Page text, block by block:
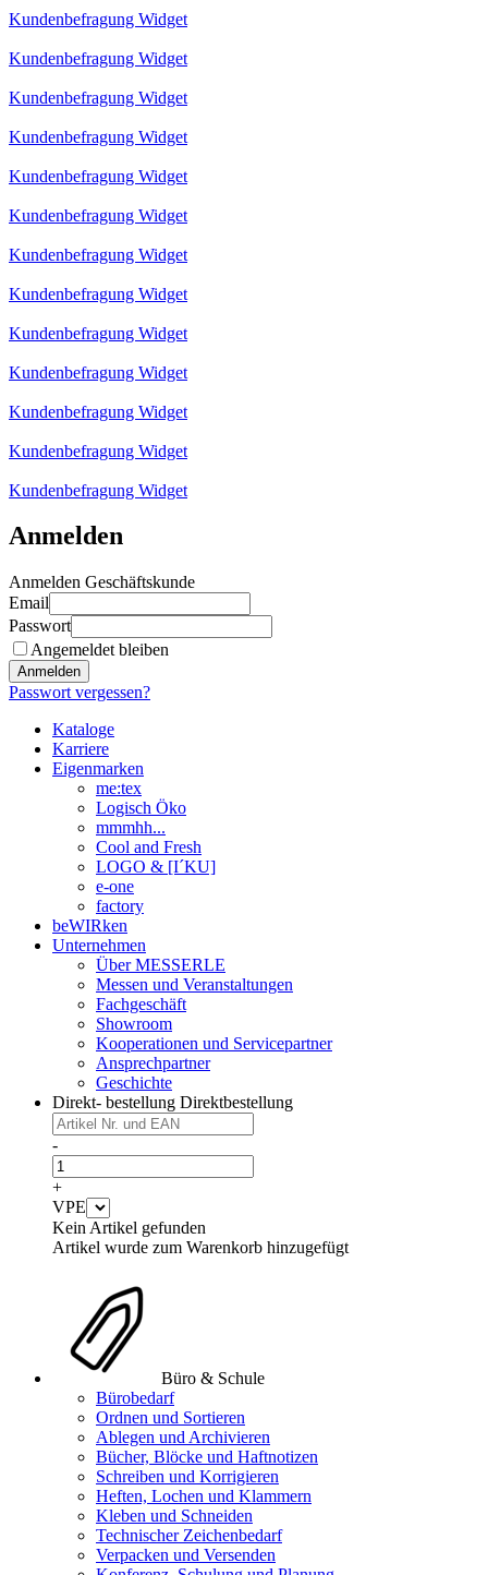
Kundenbefragung Widget
Kundenbefragung Widget
Kundenbefragung Widget
Kundenbefragung Widget
Kundenbefragung Widget
Kundenbefragung Widget
Kundenbefragung Widget
Kundenbefragung Widget
Kundenbefragung Widget
Kundenbefragung Widget
Kundenbefragung Widget
Kundenbefragung Widget
Kundenbefragung Widget
Anmelden
Anmelden Geschäftskunde
Email
Passwort
Angemeldet bleiben
Anmelden
Passwort vergessen?
Kataloge
Karriere
Eigenmarken
me:tex
Logisch Öko
mmmhh...
Cool and Fresh
LOGO & [I´KU]
e-one
factory
beWIRken
Unternehmen
Über MESSERLE
Messen und Veranstaltungen
Fachgeschäft
Showroom
Kooperationen und Servicepartner
Ansprechpartner
Geschichte
Direkt- bestellung Direktbestellung
-
+
VPE
Kein Artikel gefunden
Artikel wurde zum Warenkorb hinzugefügt
Büro & Schule
Bürobedarf
Ordnen und Sortieren
Ablegen und Archivieren
Bücher, Blöcke und Haftnotizen
Schreiben und Korrigieren
Heften, Lochen und Klammern
Kleben und Schneiden
Technischer Zeichenbedarf
Verpacken und Versenden